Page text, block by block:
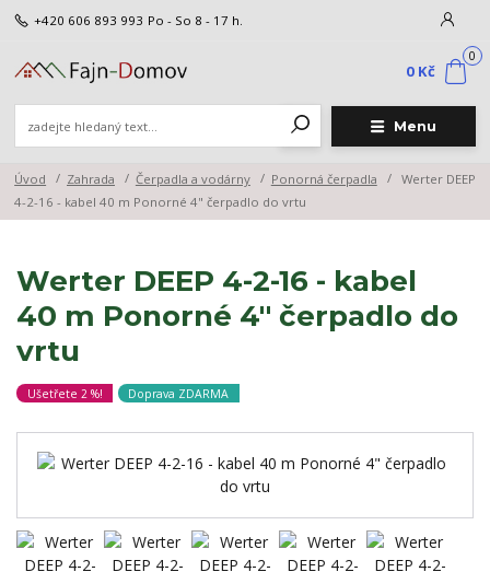
Menu
+420 606 893 993 Po - So 8 - 17 h.
0
0 Kč
Úvod Zahrada Čerpadla a vodárny Ponorná čerpadla
Werter DEEP
4-2-16 - kabel 40 m Ponorné 4" čerpadlo do vrtu
Werter DEEP 4-2-16 - kabel
40 m Ponorné 4" čerpadlo do
vrtu
Ušetřete 2 %! Doprava ZDARMA